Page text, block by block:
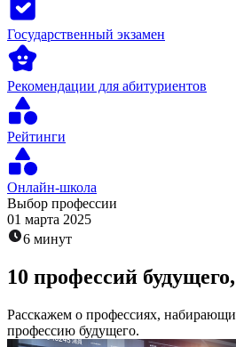
Государственный экзамен
Рекомендации для абитуриентов
Рейтинги
Онлайн-школа
Выбор профессии
01 марта 2025
6 минут
10 профессий
Расскажем о профессиях,
профессию будущего.